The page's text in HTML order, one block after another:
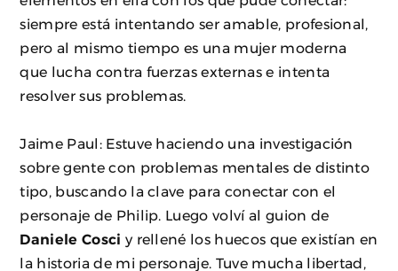
siempre está intentando ser amable, profesional,
pero al mismo tiempo es una mujer moderna
que lucha contra fuerzas externas e intenta
resolver sus problemas.
Jaime Paul: Estuve haciendo una investigación
sobre gente con problemas mentales de distinto
tipo, buscando la clave para conectar con el
personaje de Philip. Luego volví al guion de
Daniele Cosci y rellené los huecos que existían en
la historia de mi personaje. Tuve mucha libertad,